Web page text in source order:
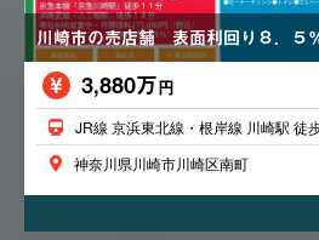
川崎市の売店舗 表面利回り８．
3,880万円
JR線 京浜東北線・根岸線 川崎駅 徒
神奈川県川崎市川崎区南町